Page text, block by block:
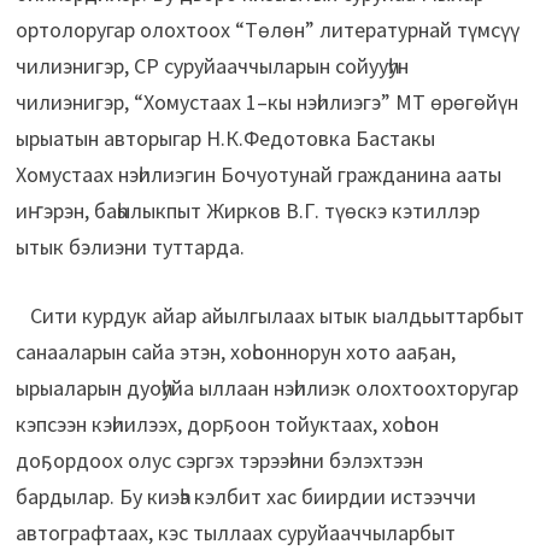
ортолоругар олохтоох “Төлөн” литературнай түмсүү
чилиэнигэр, СР суруйааччыларын сойууһун
чилиэнигэр, “Хомустаах 1–кы нэһилиэгэ” МТ өрөгөйүн
ырыатын авторыгар Н.К.Федотовка Бастакы
Хомустаах нэһилиэгин Бочуотунай гражданина ааты
иҥэрэн, баһылыкпыт Жирков В.Г. түөскэ кэтиллэр
ытык бэлиэни туттарда.
Сити курдук айар айылгылаах ытык ыалдьыттарбыт
санааларын сайа этэн, хоһооннорун хото ааҕан,
ырыаларын дуоһуйа ыллаан нэһилиэк олохтоохторугар
кэпсээн кэһиилээх, дорҕоон тойуктаах, хоһоон
доҕордоох олус сэргэх тэрээһини бэлэхтээн
бардылар. Бу киэһэ кэлбит хас биирдии истээччи
автографтаах, кэс тыллаах суруйааччыларбыт